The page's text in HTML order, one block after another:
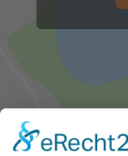
FÜR SIE